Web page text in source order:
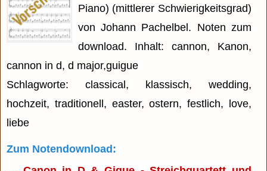
Piano) (mittlerer Schwierigkeitsgrad)
von Johann Pachelbel. Noten zum
download. Inhalt: cannon, Kanon,
cannon in d, d major,guigue
Schlagworte: classical, klassisch, wedding,
hochzeit, traditionell, easter, ostern, festlich, love,
liebe
Zum Notendownload: